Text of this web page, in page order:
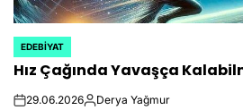
POSTED
IN
EDEBIYAT
Hız Çağında Yavaşça
on29.06.2026Posted
Derya Yağmur